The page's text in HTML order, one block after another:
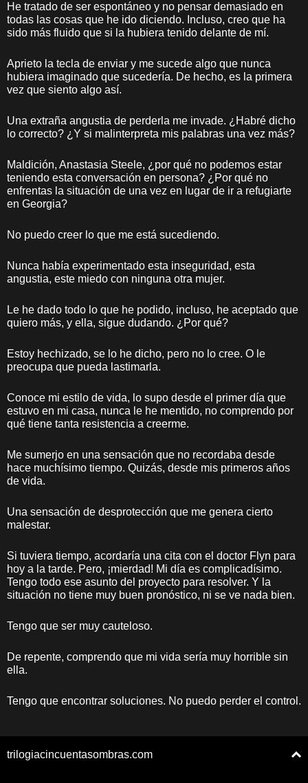
He tratado de ser espontáneo y no pensar demasiado en
todas las cosas que he ido diciendo. Incluso, creo que ha
sido más fluido que si la hubiera tenido delante de mí.
Aprieto la tecla de enviar y me sucede algo que nunca
hubiera imaginado que sucedería. De hecho, es la primera
vez que siento algo así.
Una extraña angustia de perderla me invade. ¿Habré dicho
lo correcto? ¿Y si malinterpreta mis palabras una vez más?
Maldición, Anastasia Steele, ¿por qué no podemos estar
teniendo esta conversación en persona? ¿Por qué no
enfrentas la situación de una vez en lugar de ir a refugiarte
en Georgia?
No puedo creer lo que me está sucediendo.
Nunca había experimentado esta inseguridad, esta
angustia, este miedo con ninguna otra mujer.
Le he dado todo lo que he podido, incluso, he aceptado que
quiero más, y ella, sigue dudando. ¿Por qué?
Estoy hechizado, se lo he dicho, pero no lo cree. O le
preocupa que pueda lastimarla.
Conoce mi estilo de vida, lo supo desde el primer día que
estuvo en mi casa, nunca le he mentido, no comprendo por
qué tiene tanta resistencia a creerme.
Me sumerjo en una sensación que no recordaba desde
hace muchísimo tiempo. Quizás, desde mis primeros años
de vida.
Una sensación de desprotección que me genera cierto
malestar.
Si tuviera tiempo, acordaría una cita con el doctor Flyn para
hoy a la tarde. Pero, ¡mierdad! Mi día es complicadísimo.
Tengo todo ese asunto del proyecto para resolver. Y la
situación no tiene muy buen pronóstico, ni se ve nada bien.
Tengo que ser muy cauteloso.
De repente, comprendo que mi vida sería muy horrible sin
ella.
Tengo que encontrar soluciones. No puedo perder el control.
trilogiacincuentasombras.com